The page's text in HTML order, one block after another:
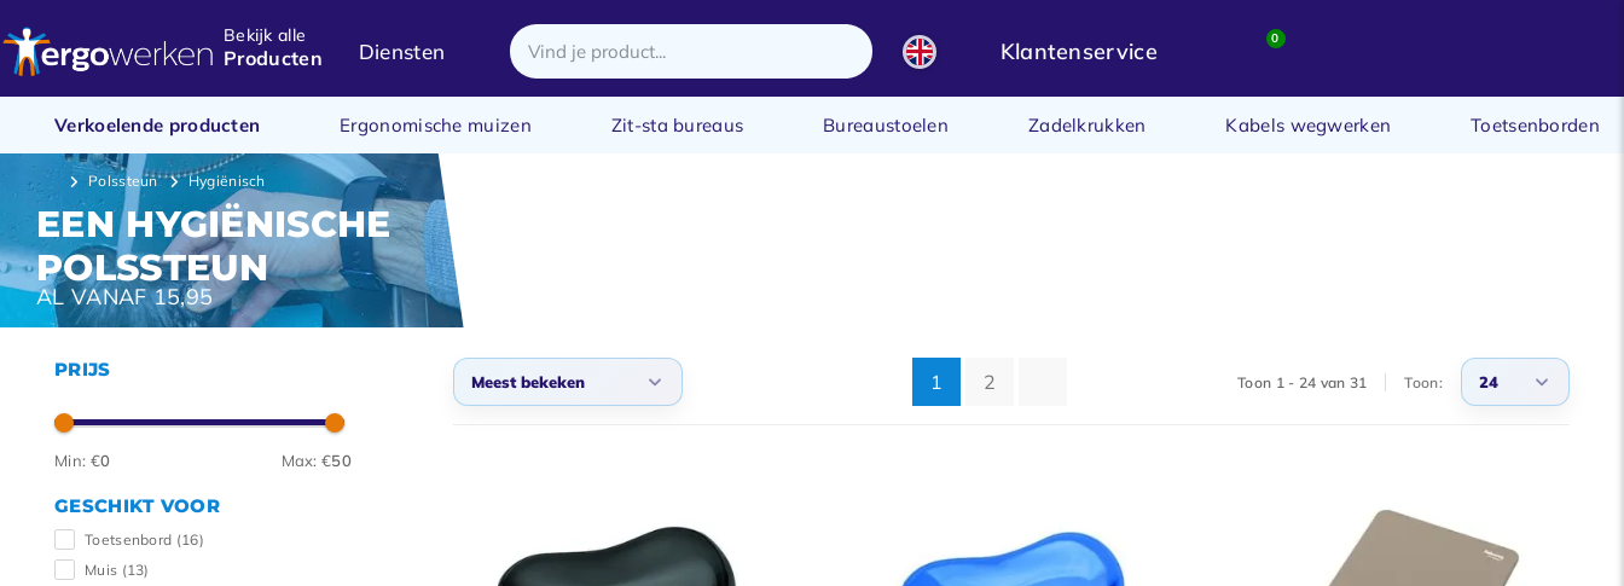
Bekijk alle
Producten Diensten Klantenservice 0
Verkoelende producten Ergonomische muizen Zit-sta bureaus Bureaustoelen Zadelkrukken Kabels wegwerken Toetsenborden
Polssteun Hygiënisch
EEN HYGIËNISCHE
POLSSTEUN
AL VANAF 15,95
PRIJS
Min: €0 Max: €50
GESCHIKT VOOR
Toetsenbord (16)
Muis (13)
Meest bekeken
Laagste prijs
1 2 Toon 1 - 24 van 31 Toon: 24
12